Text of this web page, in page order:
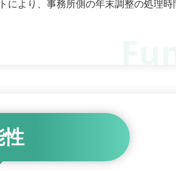
より、事務所側の年末調整の処理時
性